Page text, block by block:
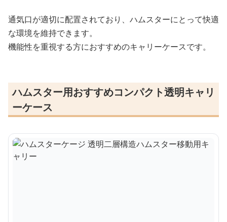
通気口が適切に配置されており、ハムスターにとって快適
な環境を維持できます。
機能性を重視する方におすすめのキャリーケースです。
ハムスター用おすすめコンパクト透明キャリ
ーケース